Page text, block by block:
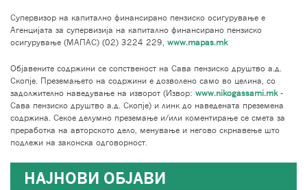
Супервизор на капитално финансирано пензиско осигурување е
Агенцијата за супервизија на капитално финансирано пензиско
осигурување (МАПАС) (02) 3224 229, www.mapas.mk
Објавените содржини се сопственост на Сава пензиско друштво а.д.
Скопје. Преземањето на содржини е дозволено само во целина, со
задолжително наведување на изворот (Извор: www.nikogassami.mk-
Сава пензиско друштво а.д. Скопје) и линк до наведената преземена
содржина. Секое делумно преземање и/или коментирање се смета за
преработка на авторското дело, менување и негово скрнавење што
подлежи на законска одговорност.
НАЈНОВИ ОБЈАВИ